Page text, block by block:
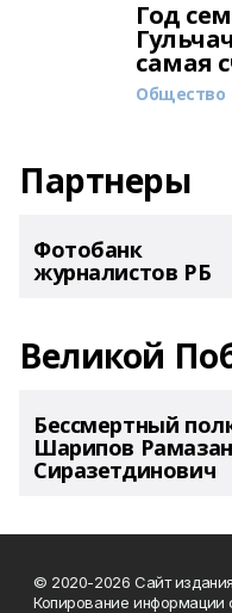
Год
самая
Общество
Партнеры
Фотобанк
журналистов РБ
Великой
Бессмертный
Шарипов Рамазан
Сиразетдинович
© 2020-2026 Сайт
Копирование информации